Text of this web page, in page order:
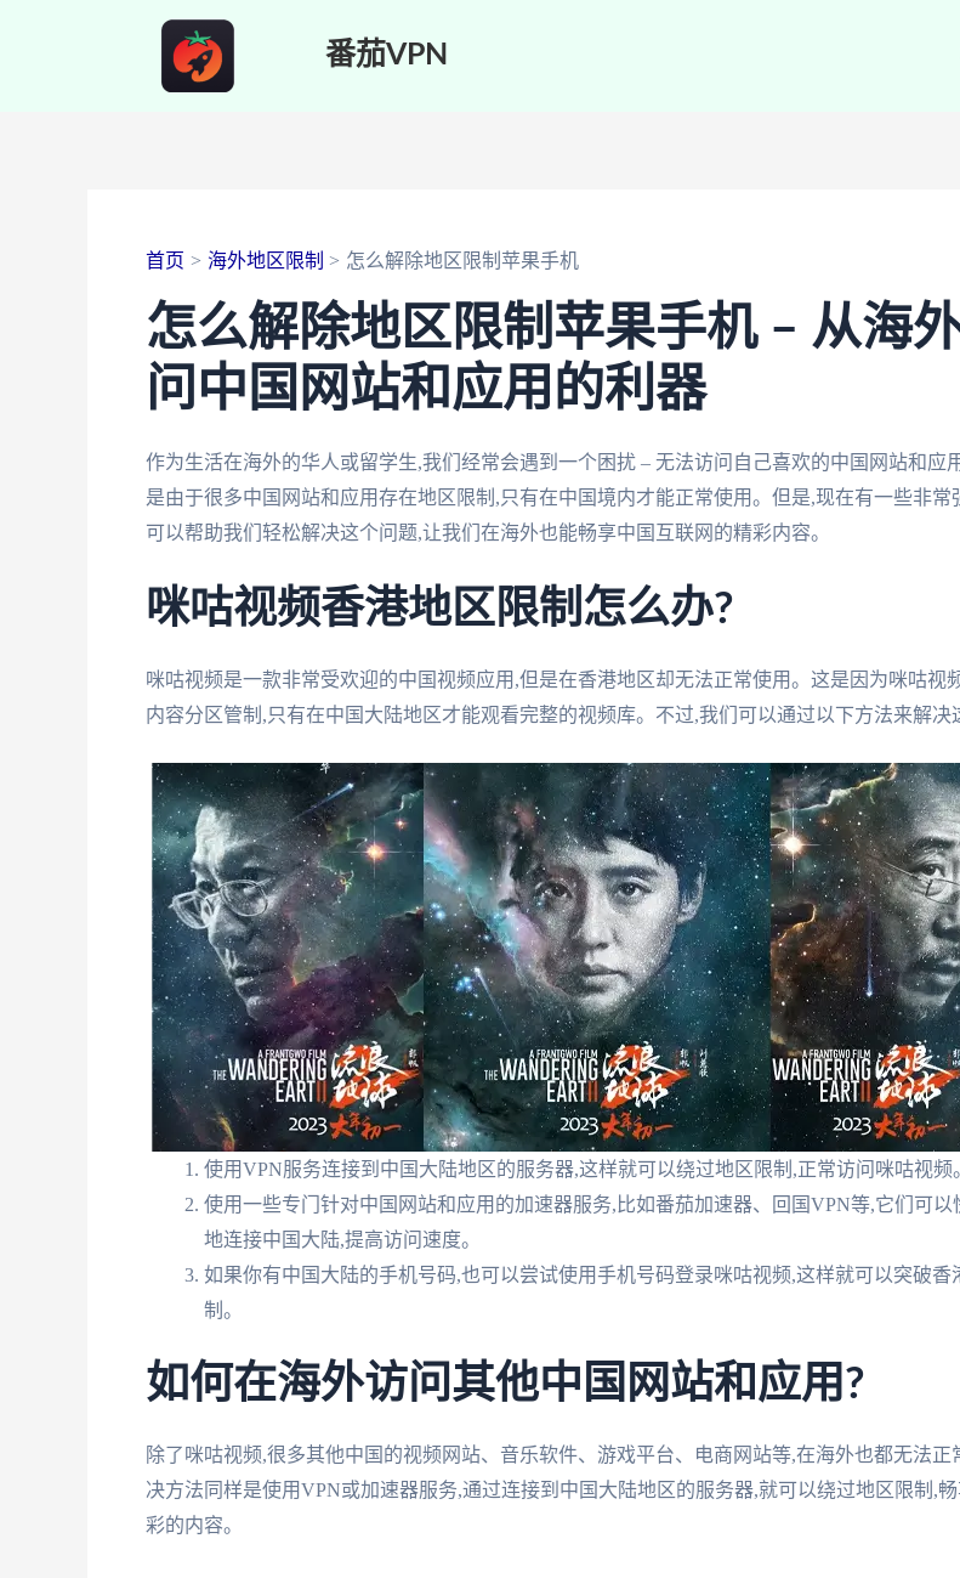
番茄VPN
首页 海外地区限制 怎么解除地区限制苹果手机
怎么解除地区限制苹果手机 – 从海
问中国网站和应用的利器
作为生活在海外的华人或留学生,我们经常会遇到一个困扰 – 无法访问自己喜欢的中国网站和应
是由于很多中国网站和应用存在地区限制,只有在中国境内才能正常使用。但是,现在有一些非常
可以帮助我们轻松解决这个问题,让我们在海外也能畅享中国互联网的精彩内容。
咪咕视频香港地区限制怎么办?
咪咕视频是一款非常受欢迎的中国视频应用,但是在香港地区却无法正常使用。这是因为咪咕视
内容分区管制,只有在中国大陆地区才能观看完整的视频库。不过,我们可以通过以下方法来解决
使用VPN服务连接到中国大陆地区的服务器,这样就可以绕过地区限制,正常访问咪咕视频
使用一些专门针对中国网站和应用的加速器服务,比如番茄加速器、回国VPN等,它们可以
地连接中国大陆,提高访问速度。
如果你有中国大陆的手机号码,也可以尝试使用手机号码登录咪咕视频,这样就可以突破香
制。
如何在海外访问其他中国网站和应用?
除了咪咕视频,很多其他中国的视频网站、音乐软件、游戏平台、电商网站等,在海外也都无法正
决方法同样是使用VPN或加速器服务,通过连接到中国大陆地区的服务器,就可以绕过地区限制,
彩的内容。